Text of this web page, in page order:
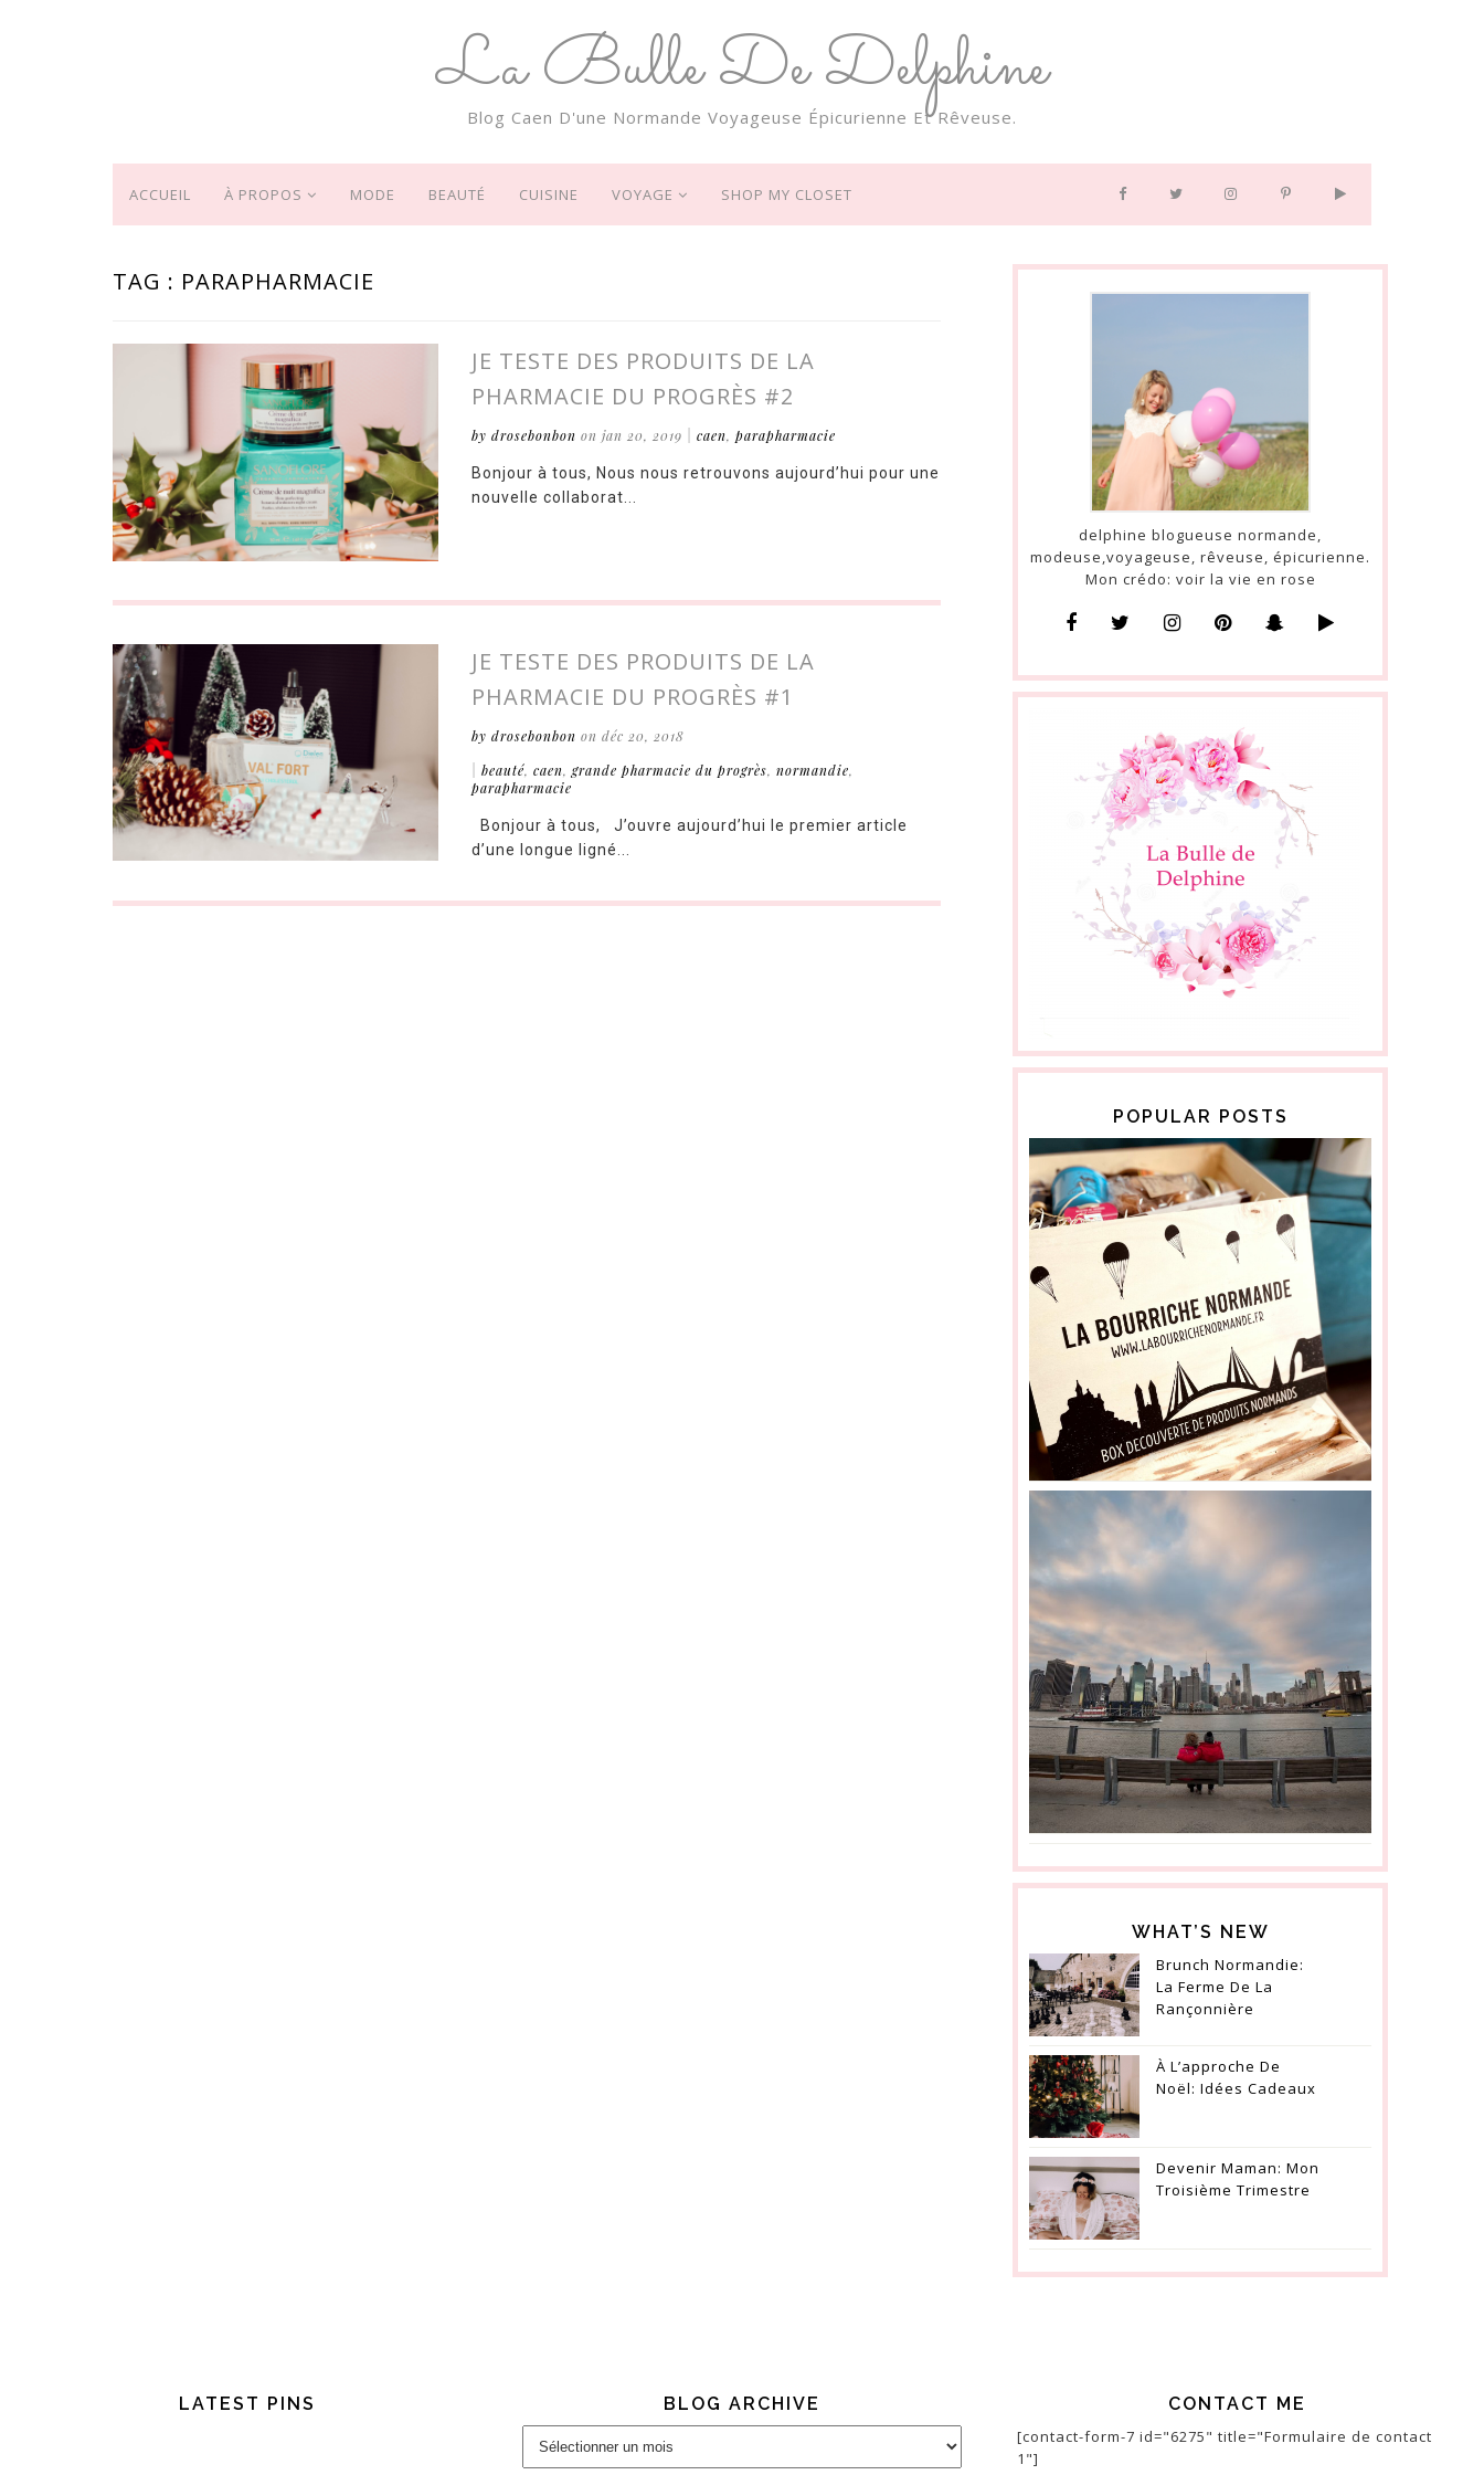
La Bulle De Delphine
Blog Caen D'une Normande Voyageuse Épicurienne Et Rêveuse.
ACCUEIL À PROPOS MODE BEAUTÉ CUISINE VOYAGE SHOP MY CLOSET
TAG : PARAPHARMACIE
JE TESTE DES PRODUITS DE LA
PHARMACIE DU PROGRÈS #2
by drosebonbon on jan 20, 2019 caen, parapharmacie
Bonjour à tous, Nous nous retrouvons aujourd’hui pour une
nouvelle collaborat...
JE TESTE DES PRODUITS DE LA
PHARMACIE DU PROGRÈS #1
by drosebonbon on déc 20, 2018
beauté, caen, grande pharmacie du progrès, normandie,
parapharmacie
Bonjour à tous, J’ouvre aujourd’hui le premier article
d’une longue ligné...
delphine blogueuse normande,
modeuse,voyageuse, rêveuse, épicurienne.
Mon crédo: voir la vie en rose
POPULAR POSTS
WHAT’S NEW
Brunch Normandie:
La Ferme De La
Rançonnière
À L’approche De
Noël: Idées Cadeaux
Devenir Maman: Mon
Troisième Trimestre
LATEST PINS BLOG ARCHIVE
Archive
CONTACT ME
[contact-form-7 id="6275" title="Formulaire de contact
1"]